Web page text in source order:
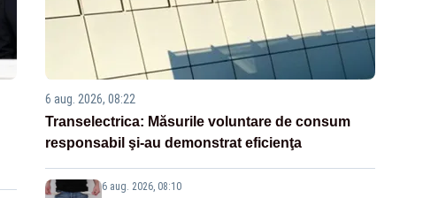
6 aug. 2026, 08:22
Transelectrica: Măsurile voluntare de consum
responsabil şi-au demonstrat eficienţa
6 aug. 2026, 08:10